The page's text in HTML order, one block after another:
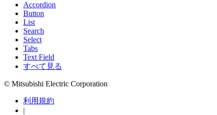
Accordion
Button
List
Search
Select
Tabs
Text Field
すべて見る
© Mitsubishi Electric Corporation
利用規約